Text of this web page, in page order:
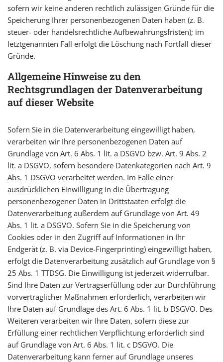
sofern wir keine anderen rechtlich zulässigen Gründe für die
Speicherung Ihrer personenbezogenen Daten haben (z. B.
steuer- oder handelsrechtliche Aufbewahrungsfristen); im
letztgenannten Fall erfolgt die Löschung nach Fortfall dieser
Gründe.
Allgemeine Hinweise zu den
Rechtsgrundlagen der Datenverarbeitung
auf dieser Website
Sofern Sie in die Datenverarbeitung eingewilligt haben,
verarbeiten wir Ihre personenbezogenen Daten auf
Grundlage von Art. 6 Abs. 1 lit. a DSGVO bzw. Art. 9 Abs. 2
lit. a DSGVO, sofern besondere Datenkategorien nach Art. 9
Abs. 1 DSGVO verarbeitet werden. Im Falle einer
ausdrücklichen Einwilligung in die Übertragung
personenbezogener Daten in Drittstaaten erfolgt die
Datenverarbeitung außerdem auf Grundlage von Art. 49
Abs. 1 lit. a DSGVO. Sofern Sie in die Speicherung von
Cookies oder in den Zugriff auf Informationen in Ihr
Endgerät (z. B. via Device-Fingerprinting) eingewilligt haben,
erfolgt die Datenverarbeitung zusätzlich auf Grundlage von §
25 Abs. 1 TTDSG. Die Einwilligung ist jederzeit widerrufbar.
Sind Ihre Daten zur Vertragserfüllung oder zur Durchführung
vorvertraglicher Maßnahmen erforderlich, verarbeiten wir
Ihre Daten auf Grundlage des Art. 6 Abs. 1 lit. b DSGVO. Des
Weiteren verarbeiten wir Ihre Daten, sofern diese zur
Erfüllung einer rechtlichen Verpflichtung erforderlich sind
auf Grundlage von Art. 6 Abs. 1 lit. c DSGVO. Die
Datenverarbeitung kann ferner auf Grundlage unseres